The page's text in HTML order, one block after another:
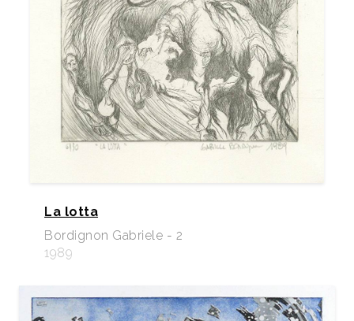
La lotta
Bordignon Gabriele - 2
1989